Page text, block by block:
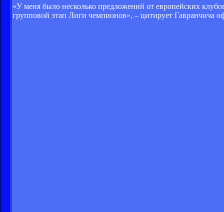
«У меня было несколько предложений от европейских
групповой этап Лиги чемпионов», – цитирует Гавранчича